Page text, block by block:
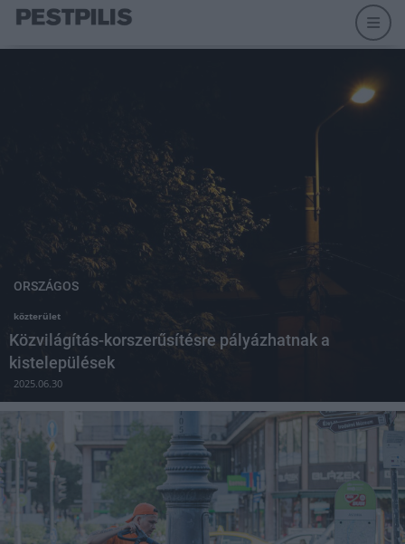
ORSZÁGOS
közterület
Közvilágítás-korszerűsítésre pályázhatnak a
kistelepülések
2025.06.30